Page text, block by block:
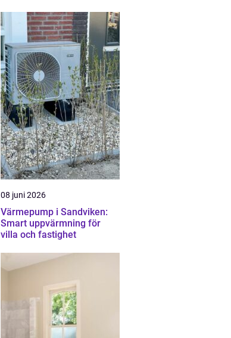
08 juni 2026
Värmepump i Sandviken:
Smart uppvärmning för
villa och fastighet